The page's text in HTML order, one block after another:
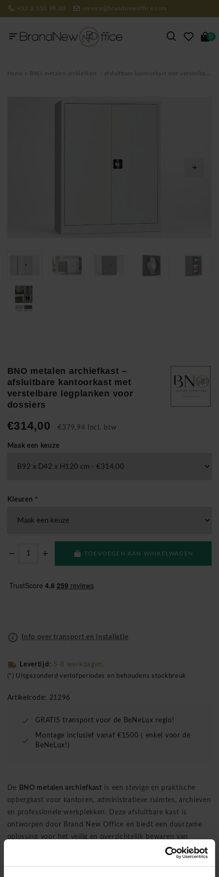
+32 2 310 98 30 service@brandnewoffice.com
0
Home BNO metalen archiefkast – afsluitbare kantoorkast met verstelbare legplanken voor dossiers
BNO metalen archiefkast –
afsluitbare kantoorkast met
verstelbare legplanken voor
dossiers
€314,00 €379,94 Incl. btw
Maak een keuze
Kleuren *
TOEVOEGEN AAN WINKELWAGEN
Info over transport en installatie
Levertijd: 5-8 werkdagen.
(*) Uitgezonderd verlofperiodes en behoudens stockbreuk
Artikelcode: 21296
GRATIS transport voor de BeNeLux regio!
Montage inclusief vanaf €1500 ( enkel voor de
BeNeLux!)
De BNO metalen archiefkast is een stevige en praktische
opbergkast voor kantoren, administratieve ruimtes, archieven
en professionele werkplekken. Deze afsluitbare kast is
ontworpen door Brand New Office en biedt een duurzame
oplossing voor het veilig en overzichtelijk bewaren van
dossiers, mappen, kantoorbenodigdheden en hangmappen.
✦Merk:Brand New Office